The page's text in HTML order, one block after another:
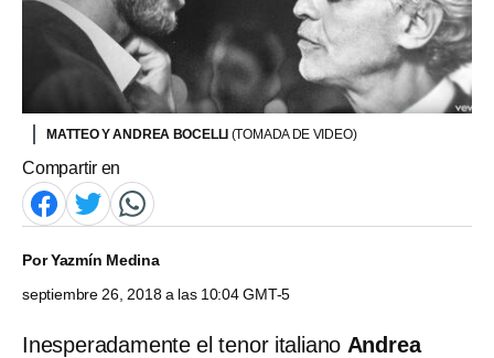
MATTEO Y ANDREA BOCELLI (TOMADA DE VIDEO)
Compartir en
PorYazmín Medina
septiembre 26, 2018 a las 10:04 GMT-5
Inesperadamente el tenor italiano Andrea